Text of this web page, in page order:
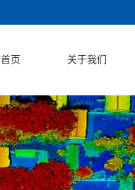
首页 关于我们